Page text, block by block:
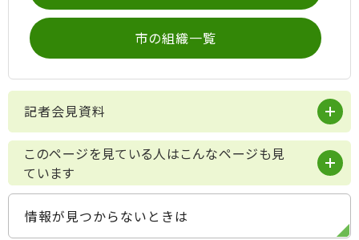
市の組織一覧
記者会見資料
このページを見ている人はこんなページも見
ています
情報が見つからないときは